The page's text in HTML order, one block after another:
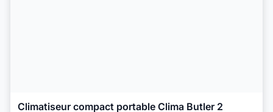
Climatiseur compact portable Clima Butler 2